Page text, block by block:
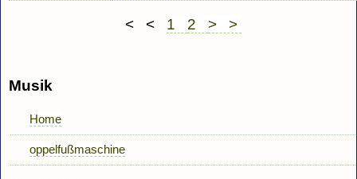
< < 1 2 > >
Musik
Home
oppelfußmaschine